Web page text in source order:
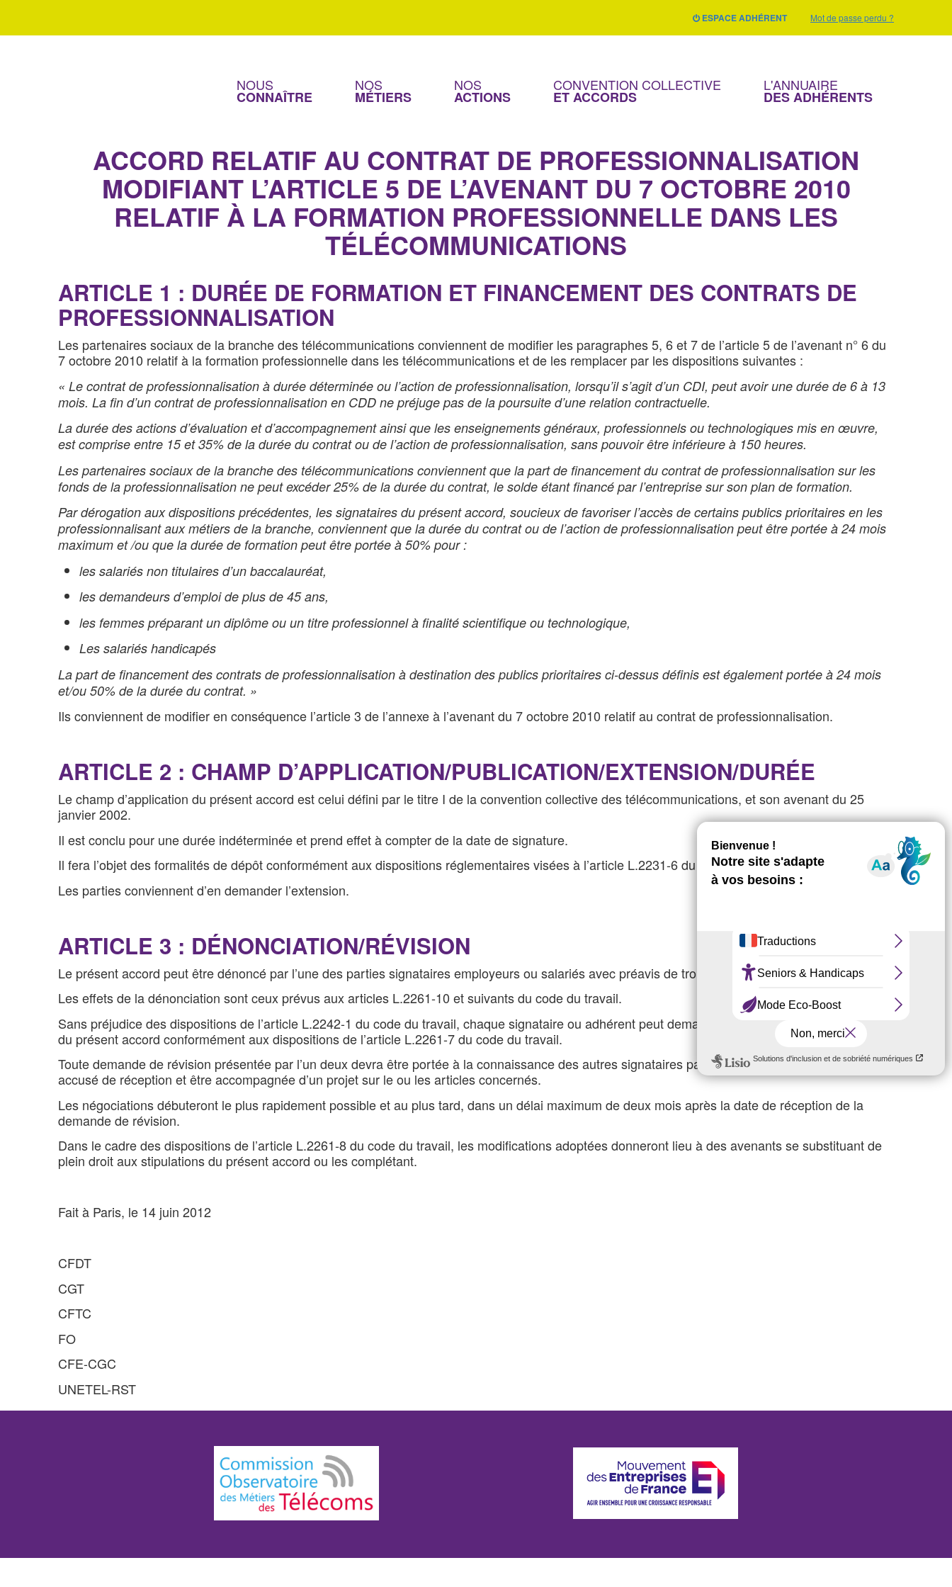
ESPACE ADHÉRENT Mot de passe perdu ?
NOUS
CONNAÎTRE
NOS
MÉTIERS
NOS
ACTIONS
CONVENTION COLLECTIVE
ET ACCORDS
L'ANNUAIRE
DES ADHÉRENTS
SOMMAIRE
Article 2 : Champ d’application/Publication/Extension/Durée
ACCORD RELATIF AU CONTRAT DE PROFESSIONNALISATION
MODIFIANT L’ARTICLE 5 DE L’AVENANT DU 7 OCTOBRE 2010
RELATIF À LA FORMATION PROFESSIONNELLE DANS LES
TÉLÉCOMMUNICATIONS
ARTICLE 1 : DURÉE DE FORMATION ET FINANCEMENT DES CONTRATS DE
PROFESSIONNALISATION
Les partenaires sociaux de la branche des télécommunications conviennent de modifier les paragraphes 5, 6 et 7 de l’article 5 de l’avenant n° 6 du
7 octobre 2010 relatif à la formation professionnelle dans les télécommunications et de les remplacer par les dispositions suivantes :
« Le contrat de professionnalisation à durée déterminée ou l’action de professionnalisation, lorsqu’il s’agit d’un CDI, peut avoir une durée de 6 à 13
mois. La fin d’un contrat de professionnalisation en CDD ne préjuge pas de la poursuite d’une relation contractuelle.
La durée des actions d’évaluation et d’accompagnement ainsi que les enseignements généraux, professionnels ou technologiques mis en œuvre,
est comprise entre 15 et 35% de la durée du contrat ou de l’action de professionnalisation, sans pouvoir être inférieure à 150 heures.
Les partenaires sociaux de la branche des télécommunications conviennent que la part de financement du contrat de professionnalisation sur les
fonds de la professionnalisation ne peut excéder 25% de la durée du contrat, le solde étant financé par l’entreprise sur son plan de formation.
Par dérogation aux dispositions précédentes, les signataires du présent accord, soucieux de favoriser l’accès de certains publics prioritaires en les
professionnalisant aux métiers de la branche, conviennent que la durée du contrat ou de l’action de professionnalisation peut être portée à 24 mois
maximum et /ou que la durée de formation peut être portée à 50% pour :
les salariés non titulaires d’un baccalauréat,
les demandeurs d’emploi de plus de 45 ans,
les femmes préparant un diplôme ou un titre professionnel à finalité scientifique ou technologique,
Les salariés handicapés
La part de financement des contrats de professionnalisation à destination des publics prioritaires ci-dessus définis est également portée à 24 mois
et/ou 50% de la durée du contrat. »
Ils conviennent de modifier en conséquence l’article 3 de l’annexe à l’avenant du 7 octobre 2010 relatif au contrat de professionnalisation.
ARTICLE 2 : CHAMP D’APPLICATION/PUBLICATION/EXTENSION/DURÉE
Le champ d’application du présent accord est celui défini par le titre I de la convention collective des télécommunications, et son avenant du 25
janvier 2002.
Il est conclu pour une durée indéterminée et prend effet à compter de la date de signature.
Il fera l’objet des formalités de dépôt conformément aux dispositions réglementaires visées à l’article L.2231-6 du code du travail.
Les parties conviennent d’en demander l’extension.
ARTICLE 3 : DÉNONCIATION/RÉVISION
Le présent accord peut être dénoncé par l’une des parties signataires employeurs ou salariés avec préavis de trois mois.
Les effets de la dénonciation sont ceux prévus aux articles L.2261-10 et suivants du code du travail.
Sans préjudice des dispositions de l’article L.2242-1 du code du travail, chaque signataire ou adhérent peut demander, à tout moment, la révision
du présent accord conformément aux dispositions de l’article L.2261-7 du code du travail.
Toute demande de révision présentée par l’un deux devra être portée à la connaissance des autres signataires par lettre recommandée avec
accusé de réception et être accompagnée d’un projet sur le ou les articles concernés.
Les négociations débuteront le plus rapidement possible et au plus tard, dans un délai maximum de deux mois après la date de réception de la
demande de révision.
Dans le cadre des dispositions de l’article L.2261-8 du code du travail, les modifications adoptées donneront lieu à des avenants se substituant de
plein droit aux stipulations du présent accord ou les complétant.
Fait à Paris, le 14 juin 2012
CFDT
CGT
CFTC
FO
CFE-CGC
UNETEL-RST